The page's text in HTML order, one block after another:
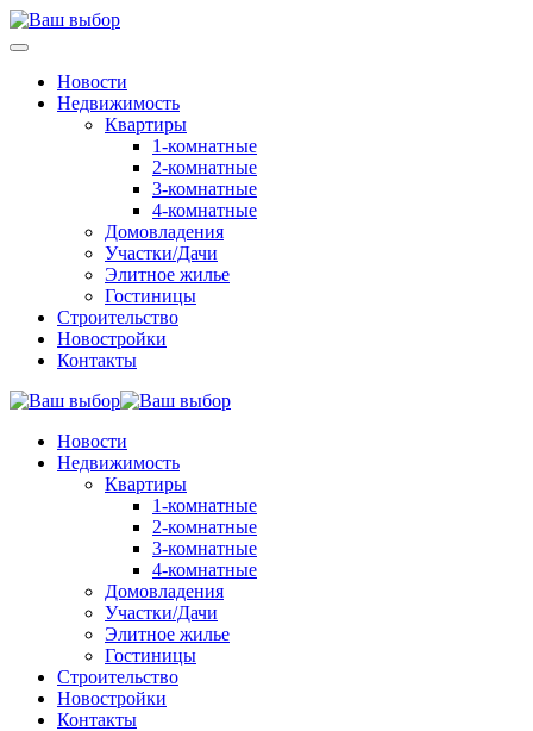
Новости
Недвижимость
Квартиры
1-комнатные
2-комнатные
3-комнатные
4-комнатные
Домовладения
Участки/Дачи
Элитное жилье
Гостиницы
Строительство
Новостройки
Контакты
Новости
Недвижимость
Квартиры
1-комнатные
2-комнатные
3-комнатные
4-комнатные
Домовладения
Участки/Дачи
Элитное жилье
Гостиницы
Строительство
Новостройки
Контакты